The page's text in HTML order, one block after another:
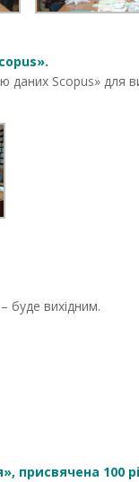
даних Scopus» для
буде вихідним.
присвячена